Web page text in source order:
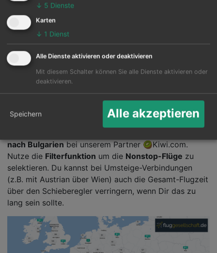
Wir laden die aktuellsten Flüge für Sie....
Flüge Deutschland nach
Bulgarien
nach Bulgarienbei unserem Partner 🥝Kiwi.com.
Nutze die Filterfunktion um die Nonstop-Flüge zu
selektieren. Du kannst bei Umsteige-Verbindungen
(z.B. mit Austrian über Wien) auch die Gesamt-Flugzeit
über den Schieberegler verringern, wenn Dir das zu
lang sein sollte.
↓ 5 Dienste
Karten
↓ 1 Dienst
Alle Dienste aktivieren oder deaktivieren
Mit diesem Schalter können Sie alle Dienste aktivieren oder
deaktivieren.
Speichern Alle akzeptieren